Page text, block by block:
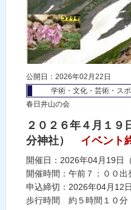
公開日：2026年02月22日
学術・文化・芸術・ス
春日井山の会
２０２６年４月１９
分神社）
イベント
開催日：2026年04月19日（
開催時間：午前７：００出
申込締切：2026年04月12日
歩行時間 約５時間１０